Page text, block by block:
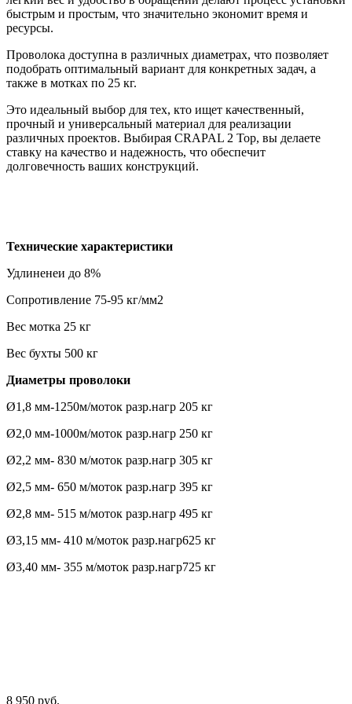
быстрым и простым, что значительно экономит время и
ресурсы.
Проволока доступна в различных диаметрах, что позволяет
подобрать оптимальный вариант для конкретных задач, а
также в мотках по 25 кг.
Это идеальный выбор для тех, кто ищет качественный,
прочный и универсальный материал для реализации
различных проектов. Выбирая CRAPAL 2 Top, вы делаете
ставку на качество и надежность, что обеспечит
долговечность ваших конструкций.
Технические характеристики
Удлиненеи до 8%
Сопротивление 75-95 кг/мм2
Вес мотка 25 кг
Вес бухты 500 кг
Диаметры проволоки
Ø1,8 мм-1250м/моток разр.нагр 205 кг
Ø2,0 мм-1000м/моток разр.нагр 250 кг
Ø2,2 мм- 830 м/моток разр.нагр 305 кг
Ø2,5 мм- 650 м/моток разр.нагр 395 кг
Ø2,8 мм- 515 м/моток разр.нагр 495 кг
Ø3,15 мм- 410 м/моток разр.нагр625 кг
Ø3,40 мм- 355 м/моток разр.нагр725 кг
8 950 руб.